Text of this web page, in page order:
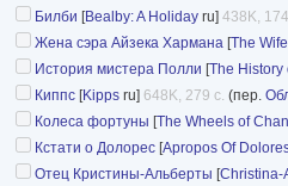
Билби [Bealby: A Holiday ru] 438K,
Жена сэра Айзека Хармана [The
История мистера Полли [The History
Киппс [Kipps ru] 648K, 279 с. (пер.
Колеса фортуны [The Wheels of
Кстати о Долорес [Apropos Of
Отец Кристины-Альберты [Christina-